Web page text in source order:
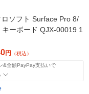
ロソフト Surface Pro 8/
キーボード QJX-00019 1
円 （税込）
&全額PayPay支払いで